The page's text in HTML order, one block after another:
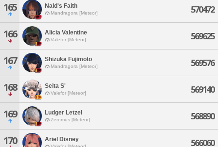
165 Nald's Faith
Mandragora [Meteor] 570472
166 Alicia Valentine
Valefor [Meteor] 569625
167 Shizuka Fujimoto
Mandragora [Meteor] 569576
168 Seita S'
Valefor [Meteor] 569140
169 Ludger Letzel
Zeromus [Meteor] 568890
170 Ariel Disney 566060